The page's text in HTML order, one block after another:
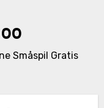
Småspil Gratis